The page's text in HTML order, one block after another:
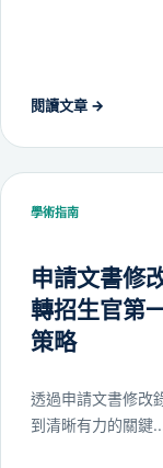
閱讀文章 →
學術指南
申請文書修
轉招生官第
策略
透過申請文書修改
到清晰有力的關鍵